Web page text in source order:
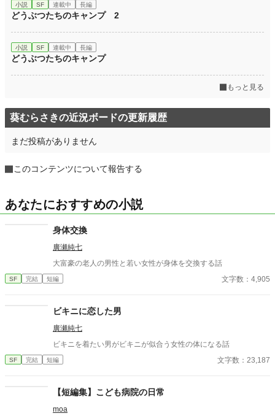
小説 SF 連載中 長編
どうぶつたちのキャンプ 2
小説 SF 連載中 長編
どうぶつたちのキャンプ
もっと見る
葵むらさきの近況ボードの更新履歴
まだ投稿がありません
このコンテンツについて報告する
あなたにおすすめの小説
身体交換
廣瀬純七
大富豪の老人の男性と若い女性が身体を交換する話
SF 完結 短編 文字数：4,905
ビキニに恋した男
廣瀬純七
ビキニを着たい男がビキニが似合う女性の体になる話
SF 完結 短編 文字数：23,187
【短編集】こども病院の日常
moa